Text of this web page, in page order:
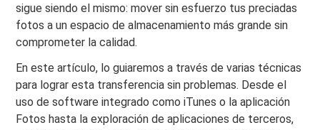
sigue siendo el mismo: mover sin esfuerzo tus preciadas
fotos a un espacio de almacenamiento más grande sin
comprometer la calidad.
En este artículo, lo guiaremos a través de varias técnicas
para lograr esta transferencia sin problemas. Desde el
uso de software integrado como iTunes o la aplicación
Fotos hasta la exploración de aplicaciones de terceros,